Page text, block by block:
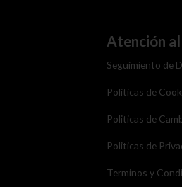
Atención
Seguimiento de
Politicas de
Politicas de
Politicas de
Terminos y